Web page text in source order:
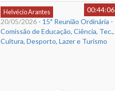
Helvécio Arantes
00:44:06
20/05/2026 - 15ª Reunião Ordinária -
Comissão de Educação, Ciência, Tec.,
Cultura, Desporto, Lazer e Turismo